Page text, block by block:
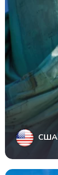
США